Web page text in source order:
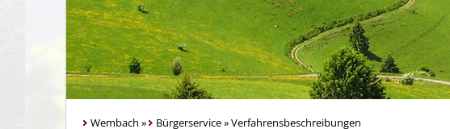
Wembach » Bürgerservice»Verfahrensbeschreibungen